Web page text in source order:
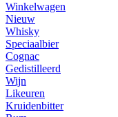
Winkelwagen
Nieuw
Whisky
Speciaalbier
Cognac
Gedistilleerd
Wijn
Likeuren
Kruidenbitter